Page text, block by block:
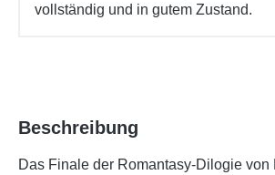
vollständig und in gutem Zustand.
Beschreibung
Das Finale der Romantasy-Dilogie von